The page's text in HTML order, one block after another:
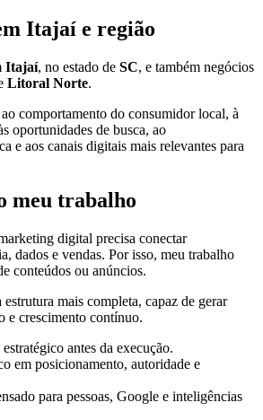
Itajaí e região
Itajaí, no estado de SC, e também negócios
Litoral Norte.
comportamento do consumidor local, à
oportunidades de busca, ao
e aos canais digitais mais relevantes para
meu trabalho
digital precisa conectar
dados e vendas. Por isso, meu trabalho
conteúdos ou anúncios.
mais completa, capaz de gerar
e crescimento contínuo.
antes da execução.
em posicionamento, autoridade e
para pessoas, Google e inteligências